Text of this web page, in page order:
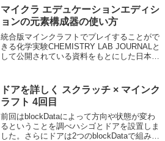
マイクラ エデュケーションエディシ
ョンの元素構成器の使い方
統合版マインクラフトでプレイすることがで
きる化学実験CHEMISTRY LAB JOURNALと
して公開されている資料をもとにした日本語
素を作る機械です。元素構...
ドアを詳しく スクラッチ × マインク
ラフト 4回目
前回はblockDataによって方向や状態が変わ
るということを調べハシゴとドアを設置しま
した。さらにドアは2つのblockDataで組み合